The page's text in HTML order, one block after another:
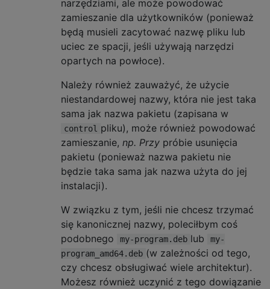
narzędziami, ale może powodować
zamieszanie dla użytkowników (ponieważ
będą musieli zacytować nazwę pliku lub
uciec ze spacji, jeśli używają narzędzi
opartych na powłoce).
Należy również zauważyć, że użycie
niestandardowej nazwy, która nie jest taka
sama jak nazwa pakietu (zapisana w
control pliku), może również powodować
zamieszanie, np. Przy próbie usunięcia
pakietu (ponieważ nazwa pakietu nie
będzie taka sama jak nazwa użyta do jej
instalacji).
W związku z tym, jeśli nie chcesz trzymać
się kanonicznej nazwy, poleciłbym coś
podobnego
my-program.deb lub
my-
program_amd64.deb (w zależności od tego,
czy chcesz obsługiwać wiele architektur).
Możesz również uczynić z tego dowiązanie